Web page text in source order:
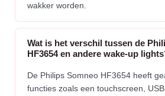
wakker worden.
Wat is het verschil tussen de
HF3654 en andere wake-up
De Philips Somneo HF3654 heeft
functies zoals een touchscreen,